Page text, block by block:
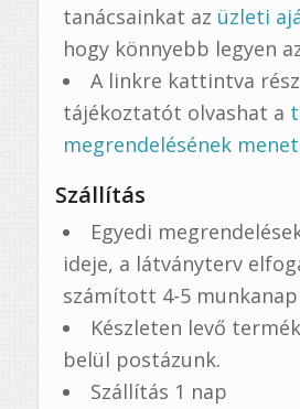
tanácsainkat az üzleti
hogy könnyebb legyen
A linkre kattintva
tájékoztatót olvashat a
megrendelésének
Szállítás
Egyedi
ideje, a látványterv
számított 4-5 munkanap
Készleten levő
belül postázunk.
Szállítás 1 nap